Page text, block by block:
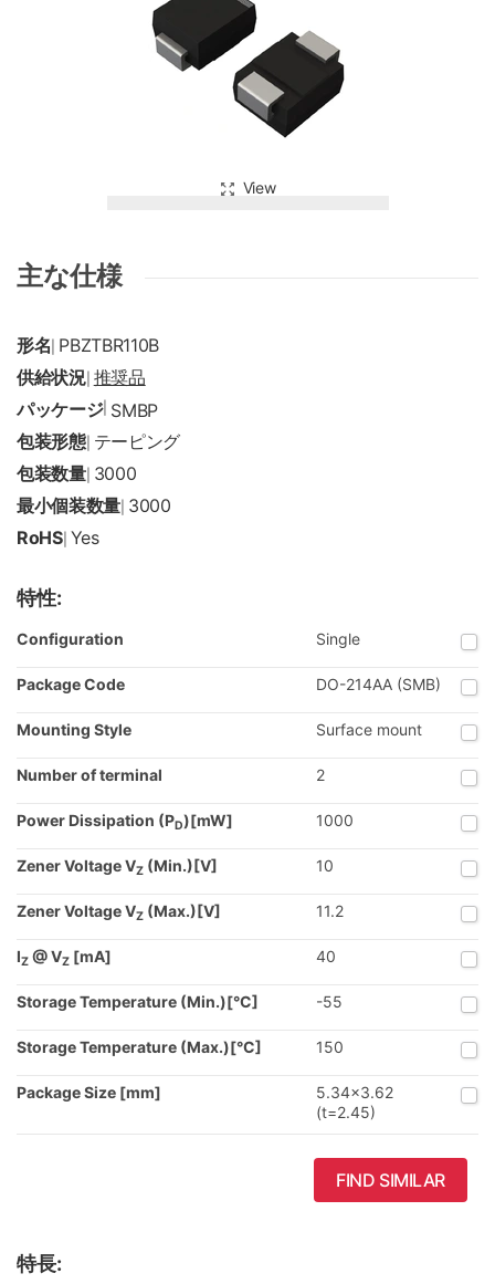
View
主な仕様
形名 PBZTBR110B
供給状況| 推奨品
パッケージ| SMBP
包装形態| テーピング
包装数量| 3000
最小個装数量 3000
RoHS| Yes
特性:
Configuration Single
Package Code DO-214AA (SMB)
Mounting Style Surface mount
Number of terminal 2
Power Dissipation (PD)[mW] 1000
Zener Voltage VZ (Min.)[V] 10
Zener Voltage VZ (Max.)[V] 11.2
IZ @ VZ [mA] 40
Storage Temperature (Min.)[°C] -55
Storage Temperature (Max.)[°C] 150
Package Size [mm]
5.34x3.62
(t=2.45)
FIND SIMILAR
特長: